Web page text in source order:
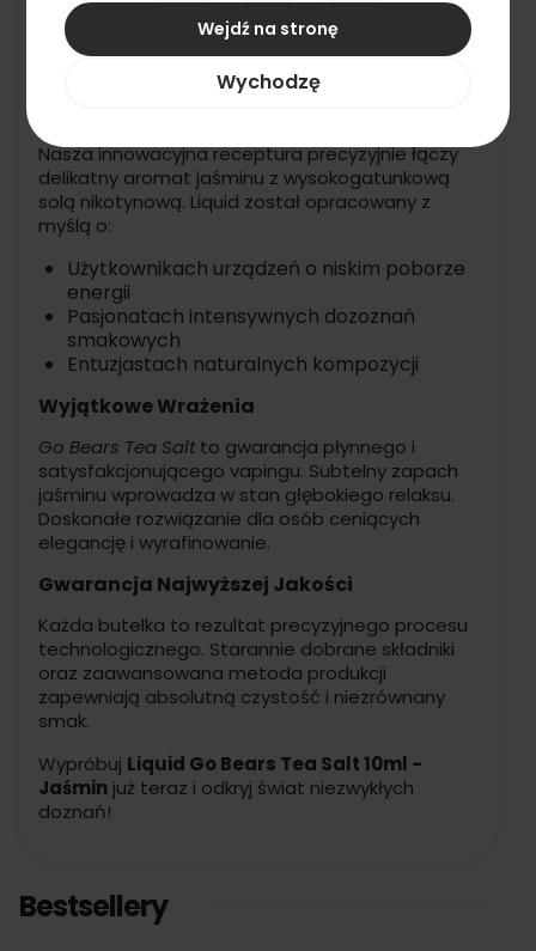
liquid solny o mocy 20mg gwarantuje
niezapomniane wrażenia podczas każdej sesji
Nasza innowacyjna receptura precyzyjnie łączy
delikatny aromat jaśminu z wysokogatunkową
solą nikotynową. Liquid został opracowany z
myślą o:
Użytkownikach urządzeń o niskim poborze
energii
Pasjonatach intensywnych dozoznań
smakowych
Entuzjastach naturalnych kompozycji
Wyjątkowe Wrażenia
Go Bears Tea Saltto gwarancja płynnego i
satysfakcjonującego vapingu. Subtelny zapach
jaśminu wprowadza w stan głębokiego relaksu.
Doskonałe rozwiązanie dla osób ceniących
elegancję i wyrafinowanie.
Gwarancja Najwyższej Jakości
Każda butelka to rezultat precyzyjnego procesu
technologicznego. Starannie dobrane składniki
oraz zaawansowana metoda produkcji
zapewniają absolutną czystość i niezrównany
smak.
Wypróbuj Liquid Go Bears Tea Salt 10ml -
Jaśmin już teraz i odkryj świat niezwykłych
doznań!
Bestsellery
Wejdź na stronę
Wychodzę